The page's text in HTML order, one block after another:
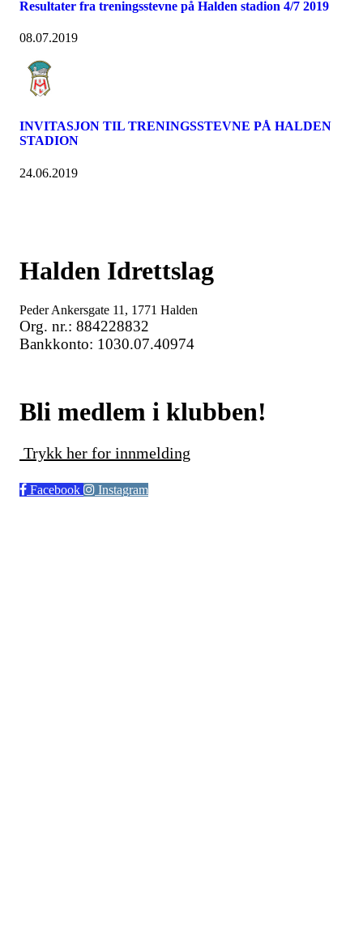
Resultater fra treningsstevne på Halden stadion 4/7 2019
08.07.2019
INVITASJON TIL TRENINGSSTEVNE PÅ HALDEN
STADION
24.06.2019
Halden Idrettslag
Peder Ankersgate 11, 1771 Halden
Org. nr.: 884228832
Bankkonto: 1030.07.40974
Bli medlem i klubben!
Trykk her for innmelding
Facebook Instagram